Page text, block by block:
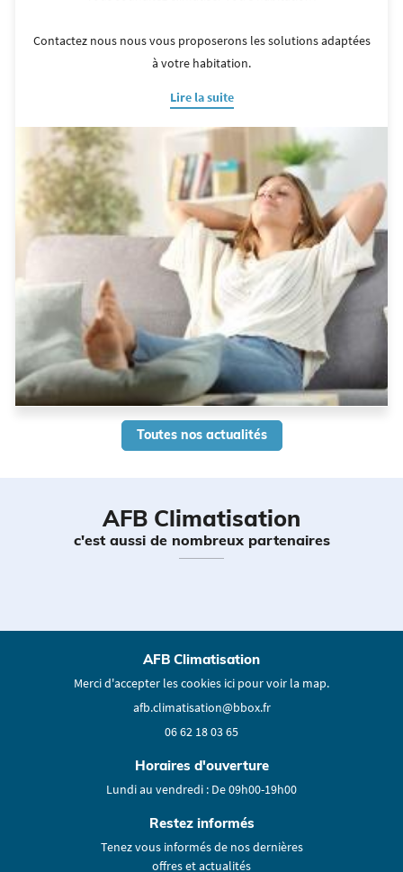
Contactez nous nous vous proposerons les solutions adaptées
à votre habitation.
Lire la suite
Toutes nos actualités
AFB Climatisation
c'est aussi de nombreux partenaires
AFB Climatisation
Merci d'accepter les cookies ici pour voir la map.
06 62 18 03 65
Horaires d'ouverture
Lundi au vendredi : De 09h00-19h00
Restez informés
Tenez vous informés de nos dernières
offres et actualités